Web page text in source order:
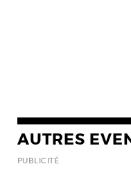
AUTRES
PUBLICITÉ